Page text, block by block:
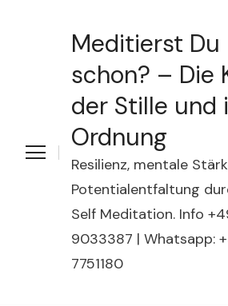
Meditierst Du
schon? – Die
der Stille und
Ordnung
Resilienz, mentale
Potentialentfaltung
Self Meditation. Info
9033387 | Whatsapp:
7751180